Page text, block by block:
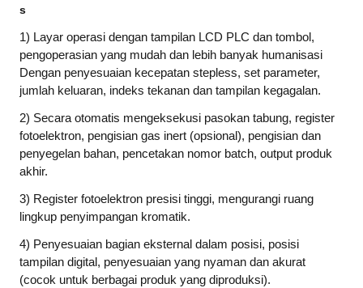
s
1) Layar operasi dengan tampilan LCD PLC dan tombol,
pengoperasian yang mudah dan lebih banyak humanisasi
Dengan penyesuaian kecepatan stepless, set parameter,
jumlah keluaran, indeks tekanan dan tampilan kegagalan.
2) Secara otomatis mengeksekusi pasokan tabung, register
fotoelektron, pengisian gas inert (opsional), pengisian dan
penyegelan bahan, pencetakan nomor batch, output produk
akhir.
3) Register fotoelektron presisi tinggi, mengurangi ruang
lingkup penyimpangan kromatik.
4) Penyesuaian bagian eksternal dalam posisi, posisi
tampilan digital, penyesuaian yang nyaman dan akurat
(cocok untuk berbagai produk yang diproduksi).